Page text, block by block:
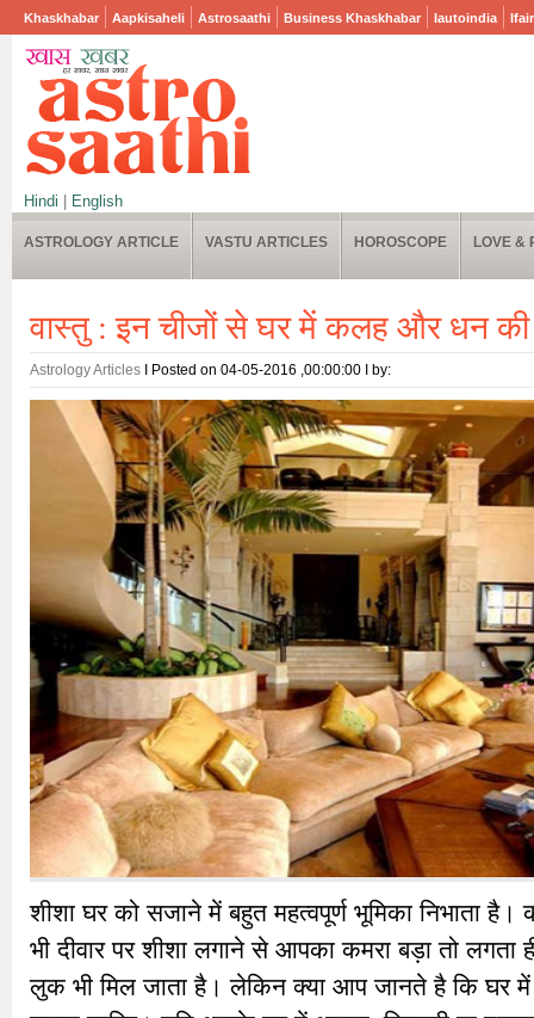
Khaskhabar Aapkisaheli Astrosaathi Business Khaskhabar Iautoindia
Hindi English
ASTROLOGY ARTICLE VASTU ARTICLES HOROSCOPE LOVE &
वास्तु : इन चीजों से घर में कलह और धन
Astrology Articles I Posted on 04-05-2016 ,00:00:00 I by:
शीशा घर को सजाने में बहुत महत्वपूर्ण भूमिका निभाता
भी दीवार पर शीशा लगाने से आपका कमरा बड़ा तो लगता
लुक भी मिल जाता है। लेकिन क्या आप जानते है कि घर में